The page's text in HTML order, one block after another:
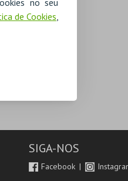
de Cookies
SIGA-NOS
Facebook